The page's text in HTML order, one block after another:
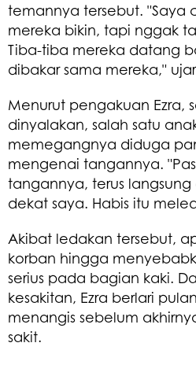
temannya tersebut. "Saya
mereka bikin, tapi nggak
Tiba-tiba mereka datang
dibakar sama mereka,"
Menurut pengakuan Ezra,
dinyalakan, salah satu
memegangnya diduga
mengenai tangannya.
tangannya, terus
dekat saya. Habis itu
Akibat ledakan tersebut,
korban hingga
serius pada bagian kaki.
kesakitan, Ezra berlari
menangis sebelum
sakit.